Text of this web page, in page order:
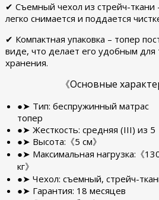
✔ Съемный чехол из стрейч-ткани
легко снимается и поддается
✔ Компактная упаковка – топер
виде, что делает его удобным для
хранения.
《Основные
●➤ Тип: беспружинный матрас
топер
●➤ Жесткость: средняя (III) из 5
●➤ Высота:《5 см》
●➤ Максимальная нагрузка:《
кг》
●➤ Чехол: съемный, стрейч-
●➤ Гарантия: 18 месяцев